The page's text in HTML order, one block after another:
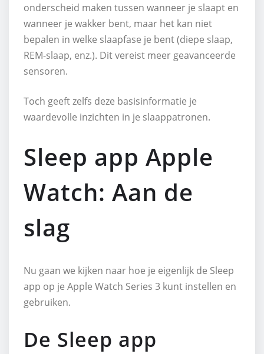
onderscheid maken tussen wanneer je slaapt en
wanneer je wakker bent, maar het kan niet
bepalen in welke slaapfase je bent (diepe slaap,
REM-slaap, enz.). Dit vereist meer geavanceerde
sensoren.
Toch geeft zelfs deze basisinformatie je
waardevolle inzichten in je slaappatronen.
Sleep app Apple
Watch: Aan de
slag
Nu gaan we kijken naar hoe je eigenlijk de Sleep
app op je Apple Watch Series 3 kunt instellen en
gebruiken.
De Sleep app